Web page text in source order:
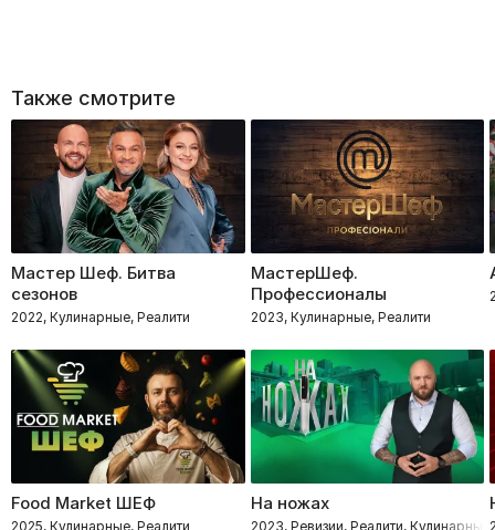
Также смотрите
Мастер Шеф. Битва
сезонов
2022, Кулинарные, Реалити
МастерШеф.
Профессионалы
2023, Кулинарные, Реалити
Food Market ШЕФ
2025, Кулинарные, Реалити
На ножах
2023, Ревизии, Реалити, Кулинарные